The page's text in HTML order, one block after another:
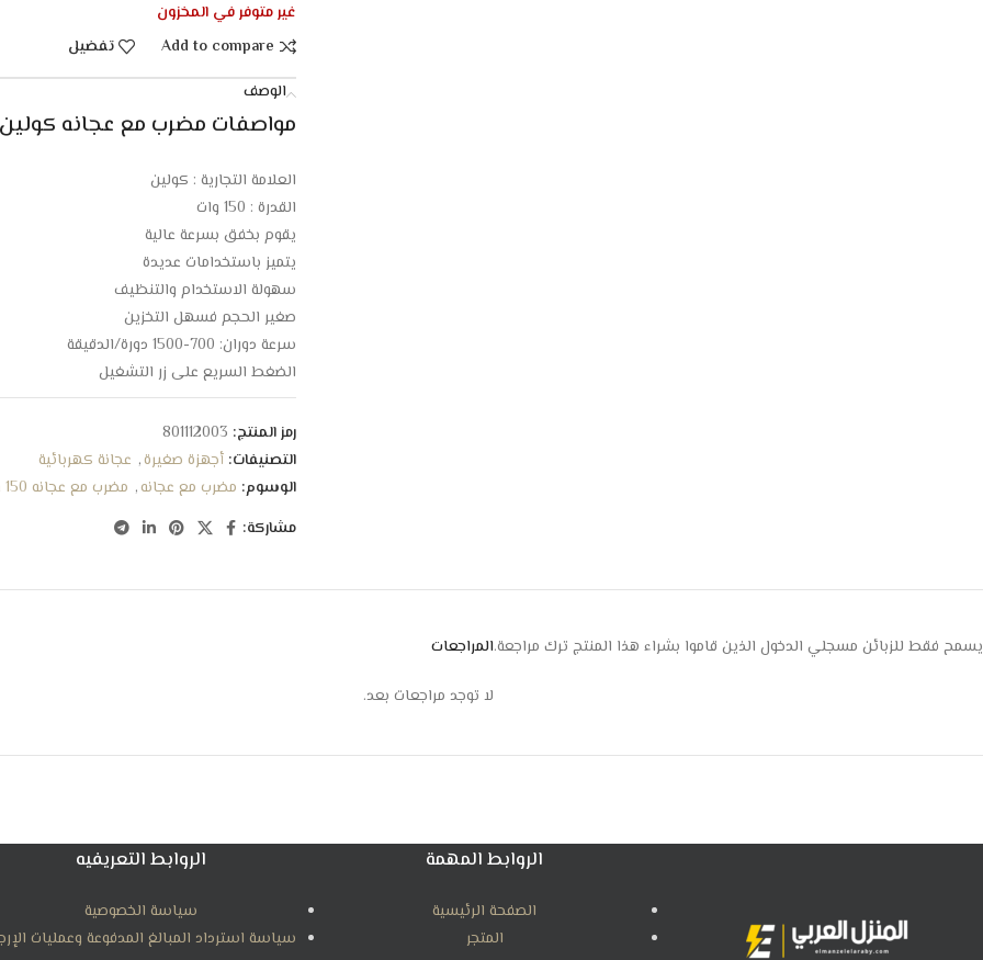
غير متوفر في المخزون
Add to compare
تفضيل
الوصف
مواصفات مضرب مع عجانه كولين – 150 وات – ابيض/
العلامة التجارية : كولين
القدرة : 150 وات
يقوم بخفق بسرعة عالية
يتميز باستخدامات عديدة
سهولة الاستخدام والتنظيف
صغير الحجم فسهل التخزين
سرعة دوران: 700-1500 دورة/الدقيقة
الضغط السريع علي زر التشغيل
الأبعاد : 18 * 21 * 29 سم
الضمان الشامل : عامين
رمز المنتج: 801112003
التصنيفات: أجهزة صغيرة, عجانة كهربائية
الوسوم: مضرب مع عجانه, مضرب مع عجانه 150 وات
مشاركة:
المراجعات
لا توجد مراجعات بعد.
يسمح فقط للزبائن مسجلي الدخول الذين قاموا بشراء هذا المنتج ترك مراجعة.
الروابط المهمة
الصفحة الرئيسية
المتجر
الروابط التعريفيه
سياسة الخصوصية
سياسة استرداد المبالغ المدفوعة وعمليات